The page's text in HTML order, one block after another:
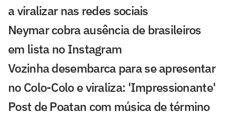
a viralizar nas redes sociais
Neymar cobra ausência de brasileiros
em lista no Instagram
Vozinha desembarca para se apresentar
no Colo-Colo e viraliza: 'Impressionante'
Post de Poatan com música de término